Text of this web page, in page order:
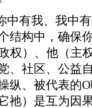
中有我、我中
结构中，确保
权）、他（主
、社区、公益
纵、被代表的
）是互为因